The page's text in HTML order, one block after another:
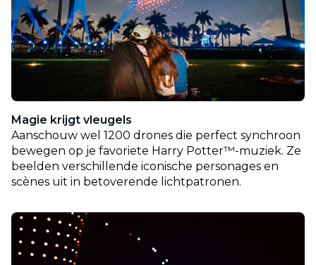
Magie krijgt vleugels
Aanschouw wel 1200 drones die perfect synchroon
bewegen op je favoriete Harry Potter™-muziek. Ze
beelden verschillende iconische personages en
scènes uit in betoverende lichtpatronen.